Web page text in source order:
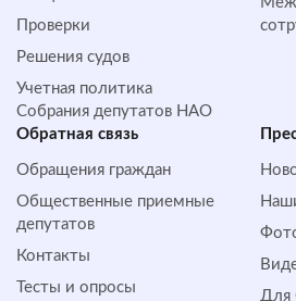
Проверки
Решения судов
Учетная политика
Собрания депутатов НАО
Обратная cвязь
Обращения граждан
Общественные приемные
депутатов
Контакты
Тесты и опросы
Для